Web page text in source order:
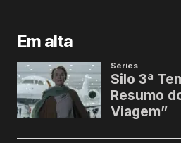
Em alta